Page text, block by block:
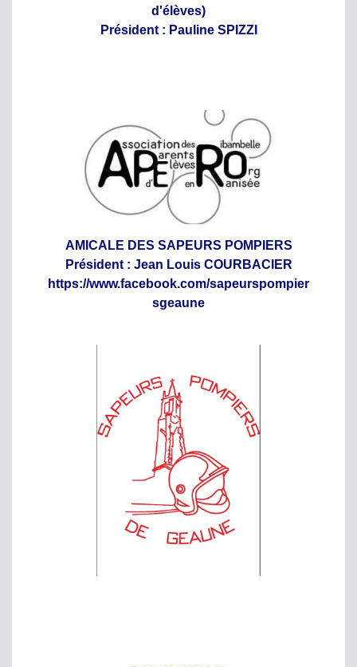
d'élèves)
Président : Pauline SPIZZI
AMICALE DES SAPEURS POMPIERS
Président : Jean Louis COURBACIER
https://www.facebook.com/sapeurspompier
sgeaune